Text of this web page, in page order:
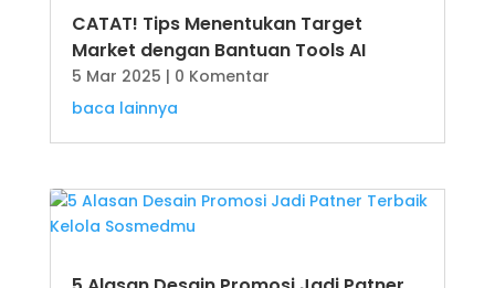
CATAT! Tips Menentukan Target
Market dengan Bantuan Tools AI
5 Mar 2025 | 0 Komentar
baca lainnya